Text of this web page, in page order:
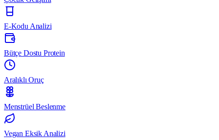
E-Kodu Analizi
Bütçe Dostu Protein
Aralıklı Oruç
Menstrüel Beslenme
Vegan Eksik Analizi